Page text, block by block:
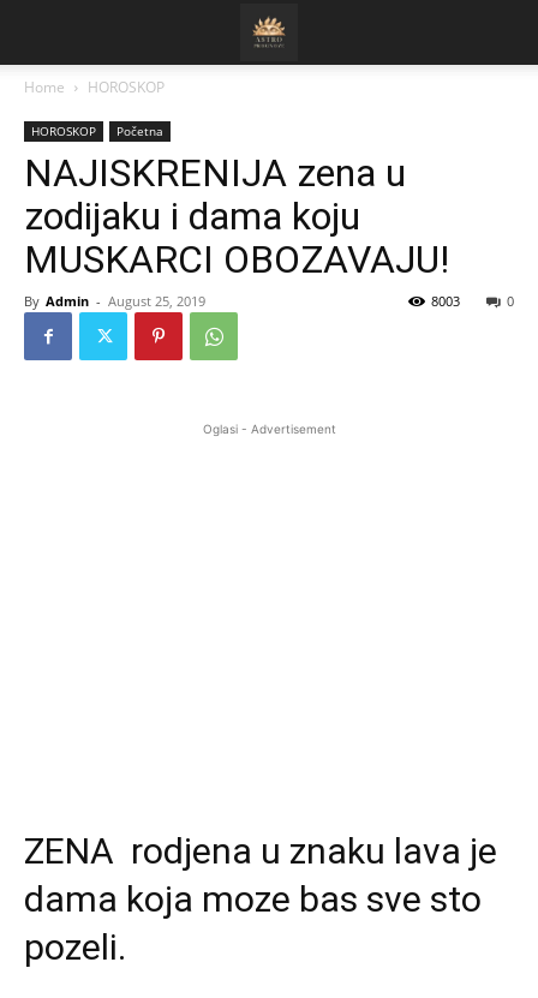
Home HOROSKOP
HOROSKOP Početna
NAJISKRENIJA zena u
zodijaku i dama koju
MUSKARCI OBOZAVAJU!
By Admin - August 25, 2019 0
8003
Oglasi - Advertisement
ZENA rodjena u znaku lava je
dama koja moze bas sve sto
pozeli.